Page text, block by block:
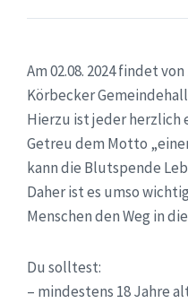
Am 02.08. 2024 findet
Körbecker
Hierzu ist jeder herzlich
Getreu dem Motto
kann die Blutspende
Daher ist es umso
Menschen den Weg in
Du solltest:
– mindestens 18 Jahre